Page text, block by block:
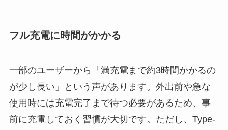
フル充電に時間がかかる
一部のユーザーから「満充電まで約3時間かかるの
が少し長い」という声があります。外出前や急な
使用時には充電完了まで待つ必要があるため、事
前に充電しておく習慣が大切です。ただし、Type-